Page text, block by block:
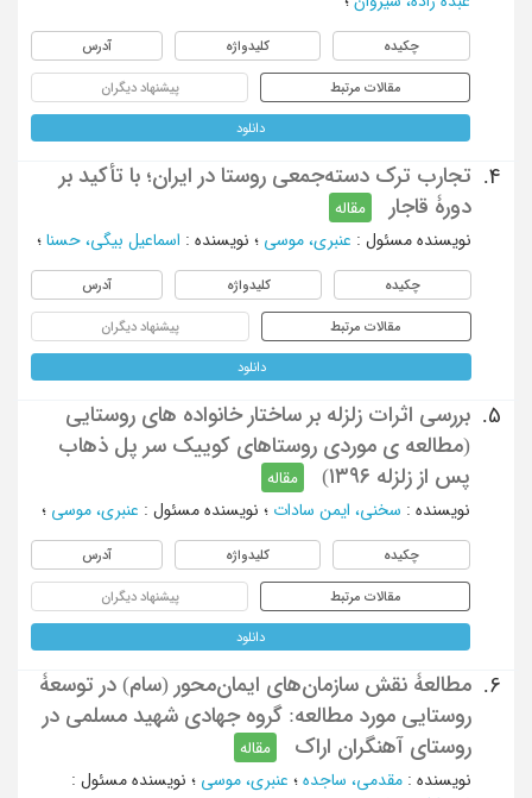
چکیده کلیدواژه آدرس
مقالات مرتبط پیشنهاد دیگران
دانلود
4.
تجارب ترک دسته‌جمعی روستا در ایران؛ با تأکید بر
دورۀ قاجار
مقاله
نویسنده مسئول : عنبری، موسی ؛ نویسنده : اسماعیل بیگی، حسنا ؛
چکیده کلیدواژه آدرس
مقالات مرتبط پیشنهاد دیگران
دانلود
5.
بررسی اثرات زلزله بر ساختار خانواده های روستایی
(مطالعه ی موردی روستاهای کوییک سر پل ذهاب
پس از زلزله ۱۳۹۶)
مقاله
نویسنده : سخنی، ایمن سادات ؛ نویسنده مسئول : عنبری، موسی ؛
چکیده کلیدواژه آدرس
مقالات مرتبط پیشنهاد دیگران
دانلود
6.
مطالعۀ نقش سازمان‌های ایمان‌محور (سام) در توسعۀ
روستایی مورد مطالعه: گروه جهادی شهید مسلمی در
روستای آهنگران اراک
مقاله
نویسنده : مقدمی، ساجده ؛ عنبری، موسی ؛ نویسنده مسئول :